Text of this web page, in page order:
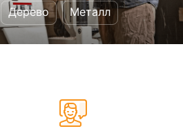
Дерево Металл